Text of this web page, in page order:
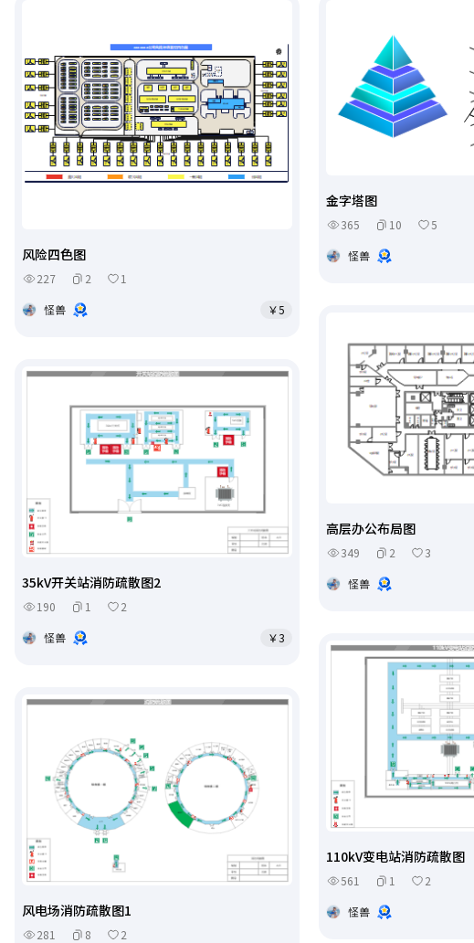
风险四色图
227 2
1
怪兽
￥5
金字塔图
365 10
5
怪兽
高层办公布局图
349 2
3
怪兽
35kV开关站消防疏散图2
190 1
2
怪兽
￥3
110kV变电站消防疏散图
561 1
2
怪兽
风电场消防疏散图1
281 8
2